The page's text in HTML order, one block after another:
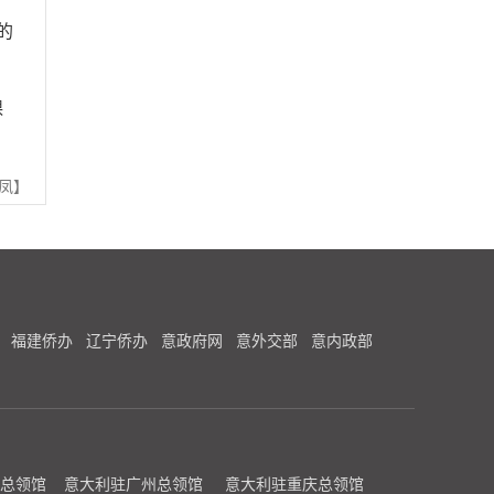
】
福建侨办 辽宁侨办 意政府网 意外交部
意内政部
领馆 意大利驻广州总领馆 意大利驻重庆总领馆